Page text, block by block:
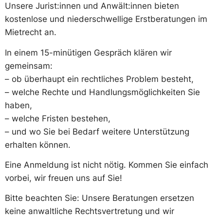
Unsere Jurist:innen und Anwält:innen bieten
kostenlose und niederschwellige Erstberatungen im
Mietrecht an.
In einem 15-minütigen Gespräch klären wir
gemeinsam:
– ob überhaupt ein rechtliches Problem besteht,
– welche Rechte und Handlungsmöglichkeiten Sie
haben,
– welche Fristen bestehen,
– und wo Sie bei Bedarf weitere Unterstützung
erhalten können.
Eine Anmeldung ist nicht nötig. Kommen Sie einfach
vorbei, wir freuen uns auf Sie!
Bitte beachten Sie: Unsere Beratungen ersetzen
keine anwaltliche Rechtsvertretung und wir